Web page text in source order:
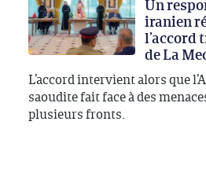
Un
iranien
de La
L’accord intervient alors que
saoudite fait face à des
plusieurs fronts.